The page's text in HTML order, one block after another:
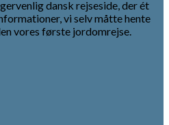
dansk rejseside, der ét
vi selv måtte hente
vores første jordomrejse.